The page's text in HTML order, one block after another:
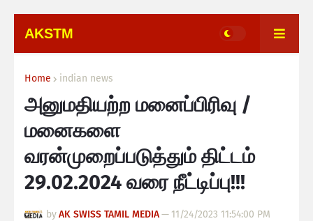
AKSTM
Home indian news
அனுமதியற்ற மனைப்பிரிவு /
மனைகளை
வரன்முறைப்படுத்தும் திட்டம்
29.02.2024 வரை நீட்டிப்பு!!!
byAK SWISS TAMIL MEDIA— 11/24/2023 11:54:00 PM